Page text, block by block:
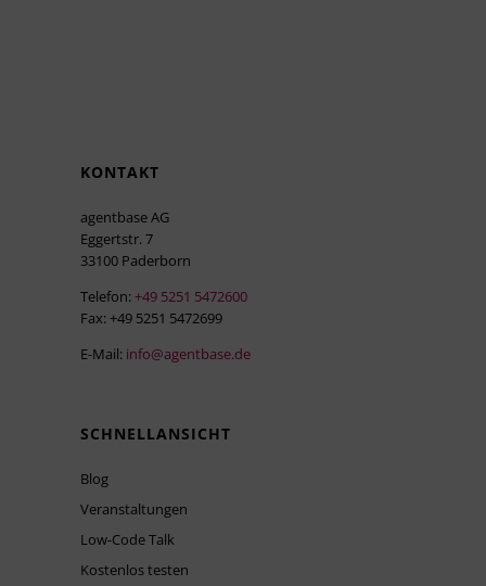
KONTAKT
agentbase AG
Eggertstr. 7
33100 Paderborn
Telefon: +49 5251 5472600
Fax: +49 5251 5472699
E-Mail: info@agentbase.de
SCHNELLANSICHT
Blog
Veranstaltungen
Low-Code Talk
Kostenlos testen